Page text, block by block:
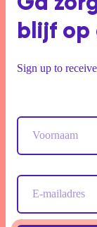
blijf op
Sign up to